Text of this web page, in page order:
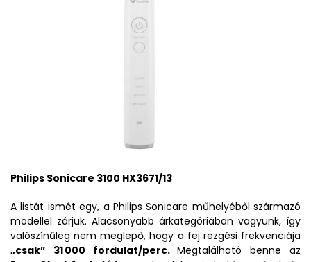
Philips Sonicare 3100 HX3671/13
A listát ismét egy, a Philips Sonicare műhelyéből származó
modellel zárjuk. Alacsonyabb árkategóriában vagyunk, így
valószínűleg nem meglepő, hogy a fej rezgési frekvenciája
„csak” 31 000 fordulat/perc.Megtalálható benne az